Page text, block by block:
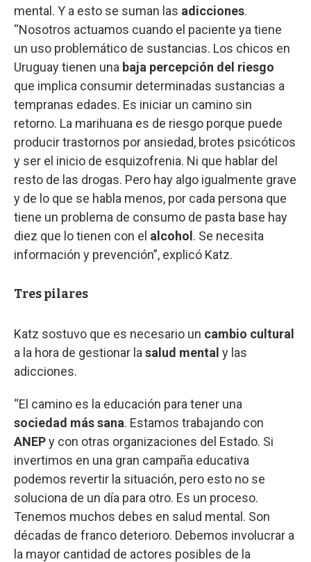
mental. Y a esto se suman las adicciones.
“Nosotros actuamos cuando el paciente ya tiene
un uso problemático de sustancias. Los chicos en
Uruguay tienen una baja percepción del riesgo
que implica consumir determinadas sustancias a
tempranas edades. Es iniciar un camino sin
retorno. La marihuana es de riesgo porque puede
producir trastornos por ansiedad, brotes psicóticos
y ser el inicio de esquizofrenia. Ni que hablar del
resto de las drogas. Pero hay algo igualmente grave
y de lo que se habla menos, por cada persona que
tiene un problema de consumo de pasta base hay
diez que lo tienen con el alcohol . Se necesita
información y prevención”, explicó Katz.
Tres pilares
Katz sostuvo que es necesario un cambio cultural
a la hora de gestionar la salud mental y las
adicciones.
“El camino es la educación para tener una
sociedad más sana. Estamos trabajando con
ANEPy con otras organizaciones del Estado. Si
invertimos en una gran campaña educativa
podemos revertir la situación, pero esto no se
soluciona de un día para otro. Es un proceso.
Tenemos muchos debes en salud mental. Son
décadas de franco deterioro. Debemos involucrar a
la mayor cantidad de actores posibles de la